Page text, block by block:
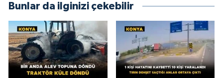
Bunlar da ilginizi çekebilir